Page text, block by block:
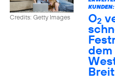
Credits: Getty Images
KUNDEN:
O2